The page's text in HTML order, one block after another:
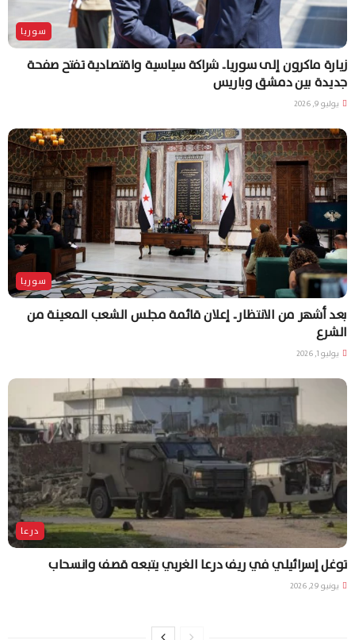
سوريا
زيارة ماكرون إلى سوريا.. شراكة سياسية واقتصادية تفتح صفحة
جديدة بين دمشق وباريس
يوليو 9, 2026
سوريا
بعد أشهر من الانتظار.. إعلان قائمة مجلس الشعب المعينة من
الشرع
يوليو 1, 2026
درعا
توغل إسرائيلي في ريف درعا الغربي يتبعه قصف وانسحاب
يونيو 29, 2026